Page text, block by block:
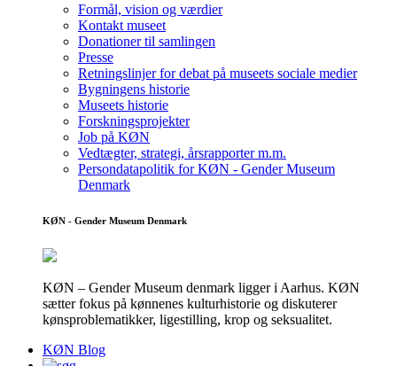
Formål, vision og værdier
Kontakt museet
Donationer til samlingen
Presse
Retningslinjer for debat på museets sociale medier
Bygningens historie
Museets historie
Forskningsprojekter
Job på KØN
Vedtægter, strategi, årsrapporter m.m.
Persondatapolitik for KØN - Gender Museum
Denmark
KØN - Gender Museum Denmark
KØN – Gender Museum denmark ligger i Aarhus. KØN
sætter fokus på kønnenes kulturhistorie og diskuterer
kønsproblematikker, ligestilling, krop og seksualitet.
KØN Blog